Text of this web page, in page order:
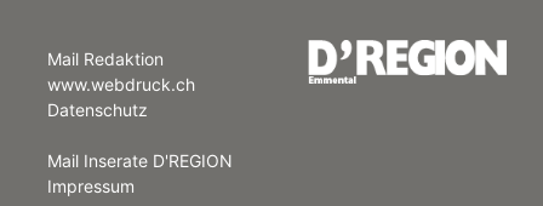
App
Mail Redaktion
www.webdruck.ch
Datenschutz
Mail Inserate D'REGION
Impressum